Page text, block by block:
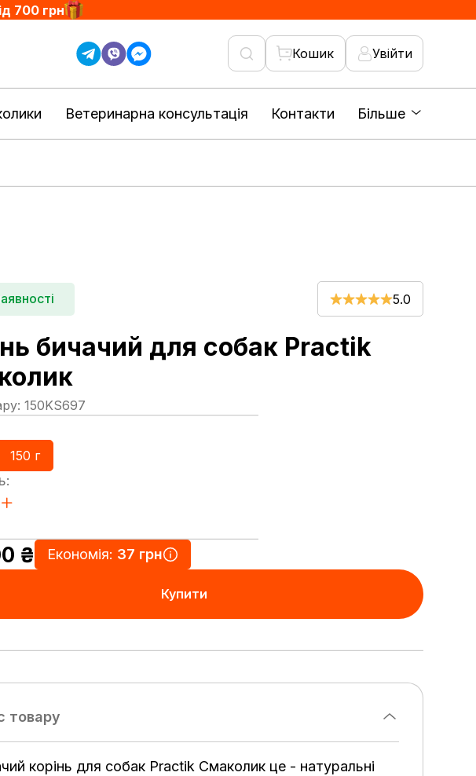
700 грн
Кошик Увійти
Ветеринарна консультація Контакти Більше
5.0
бичачий для собак Practik
150KS697
150 г
₴ Економія: 37 грн
Купити
товару
корінь для собак Practik Смаколик це - натуральні